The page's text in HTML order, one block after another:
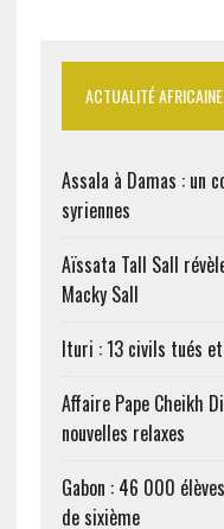
ACTUALITÉ AFRICAINE
Assala à Damas : un
syriennes
Aïssata Tall Sall
Macky Sall
Ituri : 13 civils tués
Affaire Pape Cheikh
nouvelles relaxes
Gabon : 46 000
de sixième